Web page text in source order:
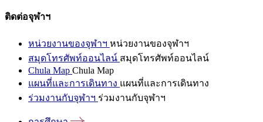
ติดต่อจุฬาฯ
หน่วยงานของจุฬาฯ หน่วยงานของจุฬาฯ
สมุดโทรศัพท์ออนไลน์ สมุดโทรศัพท์ออนไลน์
Chula Map Chula Map
แผนที่และการเดินทาง แผนที่และการเดินทาง
ร่วมงานกับจุฬาฯ ร่วมงานกับจุฬาฯ